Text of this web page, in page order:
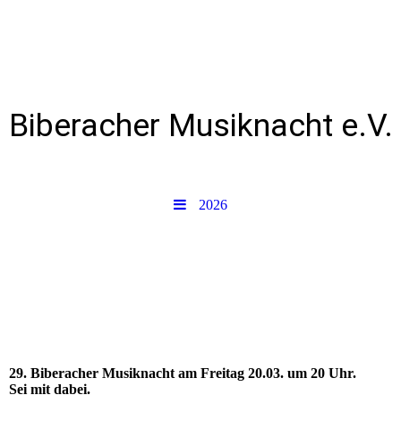
Biberacher Musiknacht e.V.
2026
29. Biberacher Musiknacht am Freitag 20.03. um 20 Uhr.
Sei mit dabei.